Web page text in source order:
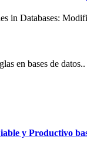
in Databases:
en bases de datos..
y Productivo